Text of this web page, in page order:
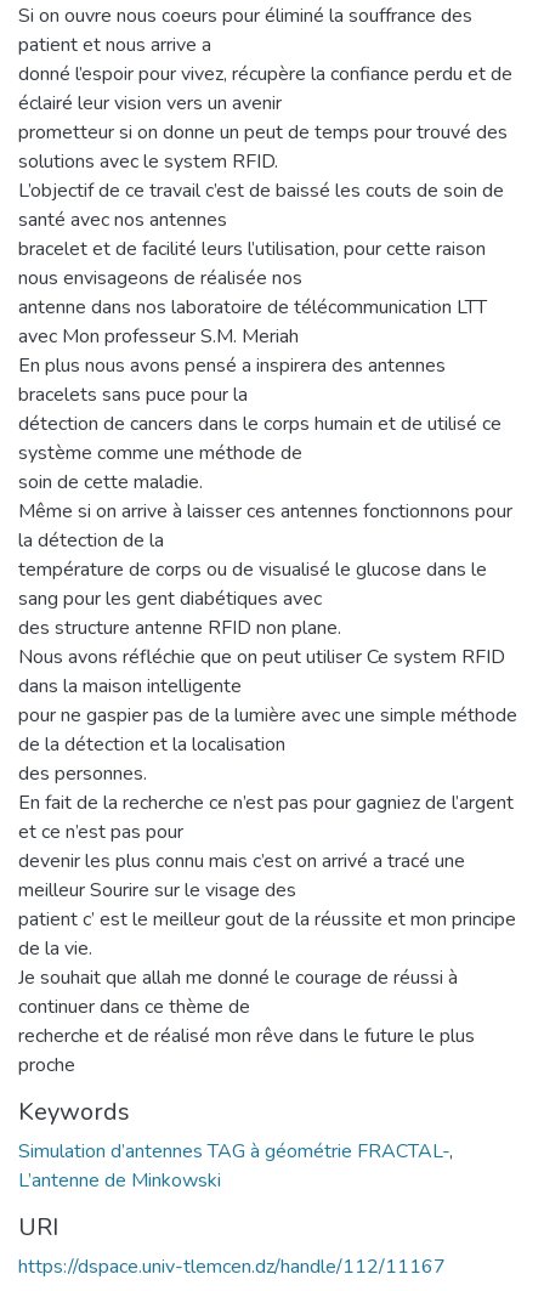
Si on ouvre nous coeurs pour éliminé la souffrance des
patient et nous arrive a
donné l’espoir pour vivez, récupère la confiance perdu et de
éclairé leur vision vers un avenir
prometteur si on donne un peut de temps pour trouvé des
solutions avec le system RFID.
L’objectif de ce travail c’est de baissé les couts de soin de
santé avec nos antennes
bracelet et de facilité leurs l’utilisation, pour cette raison
nous envisageons de réalisée nos
antenne dans nos laboratoire de télécommunication LTT
avec Mon professeur S.M. Meriah
En plus nous avons pensé a inspirera des antennes
bracelets sans puce pour la
détection de cancers dans le corps humain et de utilisé ce
système comme une méthode de
soin de cette maladie.
Même si on arrive à laisser ces antennes fonctionnons pour
la détection de la
température de corps ou de visualisé le glucose dans le
sang pour les gent diabétiques avec
des structure antenne RFID non plane.
Nous avons réfléchie que on peut utiliser Ce system RFID
dans la maison intelligente
pour ne gaspier pas de la lumière avec une simple méthode
de la détection et la localisation
des personnes.
En fait de la recherche ce n’est pas pour gagniez de l’argent
et ce n’est pas pour
devenir les plus connu mais c’est on arrivé a tracé une
meilleur Sourire sur le visage des
patient c’ est le meilleur gout de la réussite et mon principe
de la vie.
Je souhait que allah me donné le courage de réussi à
continuer dans ce thème de
recherche et de réalisé mon rêve dans le future le plus
proche
Keywords
Simulation d’antennes TAG à géométrie FRACTAL-,
L’antenne de Minkowski
URI
https://dspace.univ-tlemcen.dz/handle/112/11167